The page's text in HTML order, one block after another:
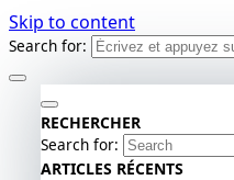
Skip to content
Search for:
RECHERCHER
Search for:
ARTICLES RÉCENTS